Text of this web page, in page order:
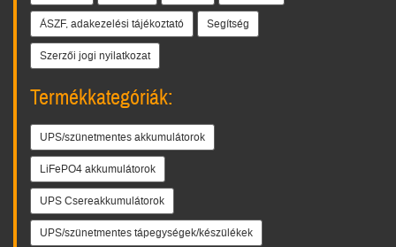
ÁSZF, adakezelési tájékoztató Segítség
Szerzői jogi nyilatkozat
Termékkategóriák:
UPS/szünetmentes akkumulátorok
LiFePO4 akkumulátorok
UPS Csereakkumulátorok
UPS/szünetmentes tápegységek/készülékek